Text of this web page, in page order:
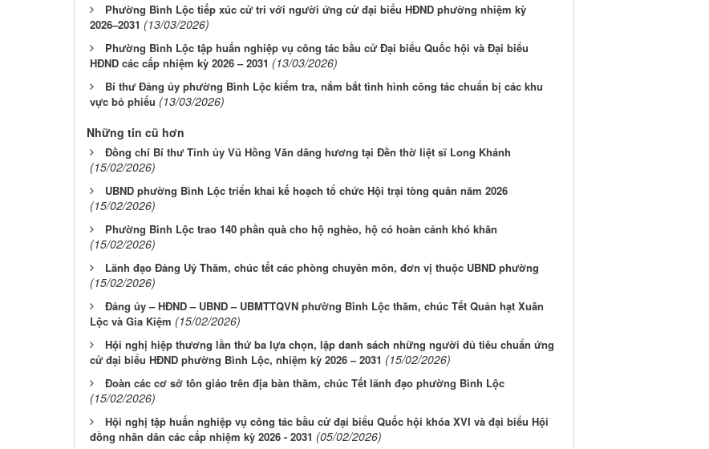
Phường Bình Lộc tiếp xúc cử tri với người ứng cử đại biểu HĐND phường nhiệm kỳ
2026–2031 (13/03/2026)
Phường Bình Lộc tập huấn nghiệp vụ công tác bầu cử Đại biểu Quốc hội và Đại biểu
HĐND các cấp nhiệm kỳ 2026 – 2031 (13/03/2026)
Bí thư Đảng ủy phường Bình Lộc kiểm tra, nắm bắt tình hình công tác chuẩn bị các khu
vực bỏ phiếu (13/03/2026)
Những tin cũ hơn
Đồng chí Bí thư Tỉnh ủy Vũ Hồng Văn dâng hương tại Đền thờ liệt sĩ Long Khánh
(15/02/2026)
UBND phường Bình Lộc triển khai kế hoạch tổ chức Hội trại tòng quân năm 2026
(15/02/2026)
Phường Bình Lộc trao 140 phần quà cho hộ nghèo, hộ có hoàn cảnh khó khăn
(15/02/2026)
Lãnh đạo Đảng Uỷ Thăm, chúc tết các phòng chuyên môn, đơn vị thuộc UBND phường
(15/02/2026)
Đảng ủy – HĐND – UBND – UBMTTQVN phường Bình Lộc thăm, chúc Tết Quản hạt Xuân
Lộc và Gia Kiệm (15/02/2026)
Hội nghị hiệp thương lần thứ ba lựa chọn, lập danh sách những người đủ tiêu chuẩn ứng
cử đại biểu HĐND phường Bình Lộc, nhiệm kỳ 2026 – 2031 (15/02/2026)
Đoàn các cơ sở tôn giáo trên địa bàn thăm, chúc Tết lãnh đạo phường Bình Lộc
(15/02/2026)
Hội nghị tập huấn nghiệp vụ công tác bầu cử đại biểu Quốc hội khóa XVI và đại biểu Hội
đồng nhân dân các cấp nhiệm kỳ 2026 - 2031 (05/02/2026)